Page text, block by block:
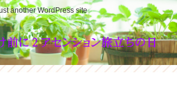
another WordPress site